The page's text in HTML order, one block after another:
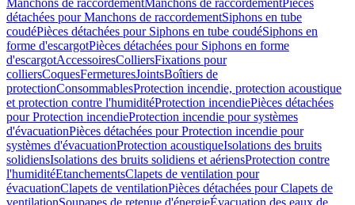
Manchons de raccordementManchons de raccordementPièces
détachées pour Manchons de raccordementSiphons en tube
coudéPièces détachées pour Siphons en tube coudéSiphons en
forme d'escargotPièces détachées pour Siphons en forme
d'escargotAccessoiresColliersFixations pour
colliersCoquesFermeturesJointsBoîtiers de
protectionConsommablesProtection incendie, protection acoustique
et protection contre l'humiditéProtection incendiePièces détachées
pour Protection incendieProtection incendie pour systèmes
d'évacuationPièces détachées pour Protection incendie pour
systèmes d'évacuationProtection acoustiqueIsolations des bruits
solidiensIsolations des bruits solidiens et aériensProtection contre
l'humiditéEtanchementsClapets de ventilation pour
évacuationClapets de ventilationPièces détachées pour Clapets de
ventilationSoupapes de retenue d'énergieÉvacuation des eaux de